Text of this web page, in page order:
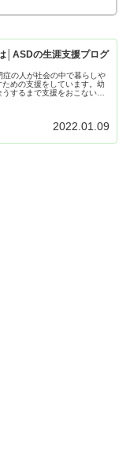
│ASDの生涯支援プログ
の人が社会の中で暮らしや
めの支援をしています。幼
するまで支援をおこない、
2022.01.09